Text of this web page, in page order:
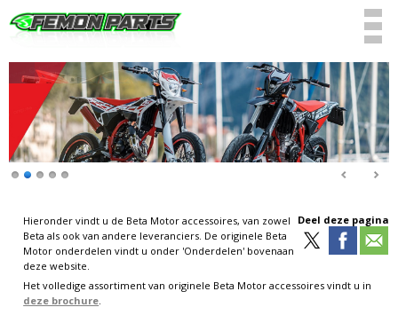
Deel deze pagina
Hieronder vindt u de Beta Motor accessoires, van zowel
Beta als ook van andere leveranciers. De originele Beta
Motor onderdelen vindt u onder 'Onderdelen' bovenaan
deze website.
Het volledige assortiment van originele Beta Motor accessoires vindt u in
deze brochure.